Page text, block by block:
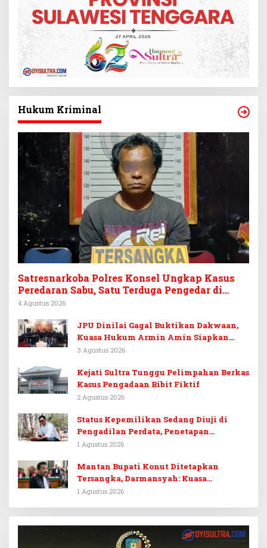
Hukum Kriminal
Satresnarkoba Polres Konsel Ungkap Kasus
Peredaran Sabu, Satu Terduga Pengedar di
Tinanggea Ditangkap
4 Agustus 2026
JPU Dinilai Gagal Buktikan Dakwaan,
Kuasa Hukum Armin Amin Siapkan
Pledoi dan Minta Putusan Bebas
3 Agustus 2026
Kejati Sultra Tunggu Pelimpahan Berkas
Kasus Pengadaan Bibit Fiktif
2 Agustus 2026
Status Kepemilikan Sedang Diuji di
Pengadilan Perdata, Penetapan
Tersangka Dr. Ruksamin Dinilai
1 Agustus 2026
Mantan Bupati Konut Ditetapkan
Tersangka, Darmansyah: Kuasa
Hukumnya Diduga Kebingungan
1 Agustus 2026